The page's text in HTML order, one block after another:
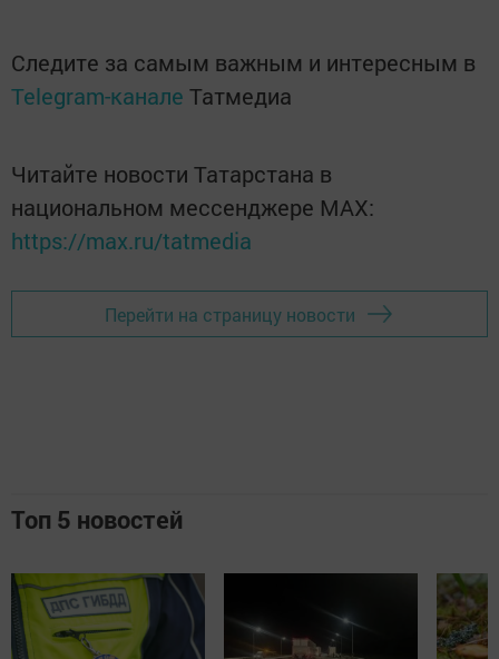
Следите за самым важным и интересным в
Telegram-канале Татмедиа
Читайте новости Татарстана в
национальном мессенджере MАХ:
https://max.ru/tatmedia
Перейти на страницу новости
Топ 5 новостей